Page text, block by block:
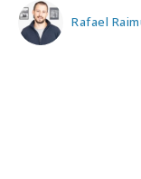
Rafael